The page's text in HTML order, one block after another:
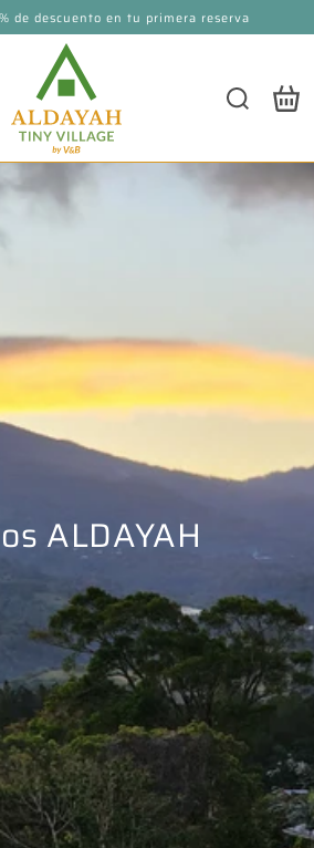
de descuento en tu primera reserva
Cart
ALDAYAH